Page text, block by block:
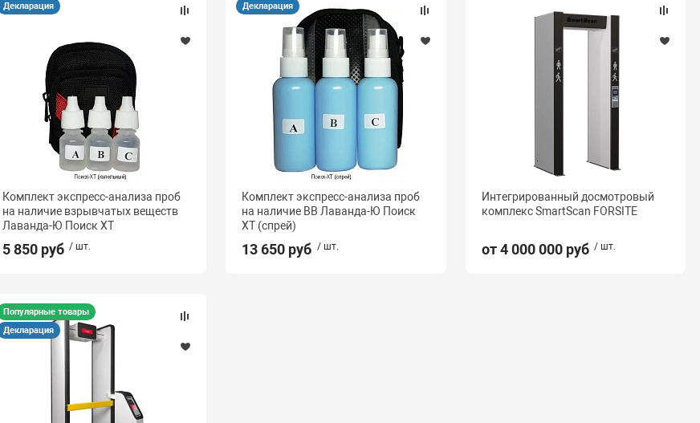
Декларация
Комплект экспресс-анализа проб
на наличие взрывчатых веществ
Лаванда-Ю Поиск ХТ
5 850 руб / шт.
Декларация
Комплект экспресс-анализа проб
на наличие ВВ Лаванда-Ю Поиск
ХТ (спрей)
13 650 руб / шт.
Интегрированный досмотровый
комплекс SmartScan FORSITE
от 4 000 000 руб / шт.
Популярные товары
Декларация